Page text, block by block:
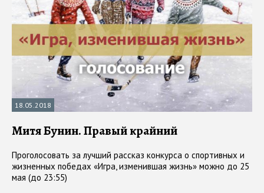
18.05.2018
Митя Бунин. Правый крайний
Проголосовать за лучший рассказ конкурса о спортивных и
жизненных победах «Игра, изменившая жизнь» можно до 25
мая (до 23:55)